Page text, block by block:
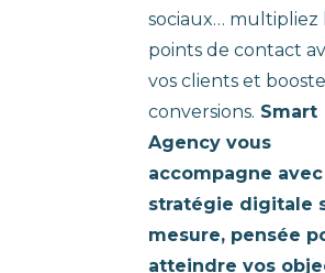
sociaux… multipliez
points de contact
vos clients et
conversions. Smart
Agency vous
accompagne
stratégie digitale
mesure, pensée
atteindre vos